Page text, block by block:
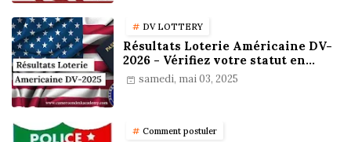
DV LOTTERY
Résultats Loterie Américaine DV-
2026 - Vérifiez votre statut en
ligne !
samedi, mai 03, 2025
Comment postuler